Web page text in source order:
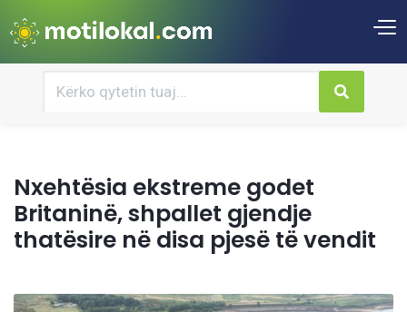
Nxehtësia ekstreme godet
Britaninë, shpallet gjendje
thatësire në disa pjesë të vendit